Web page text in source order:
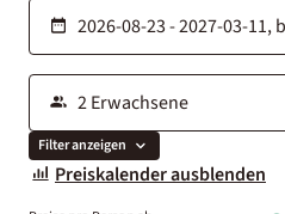
Filter anzeigen
Preiskalender ausblenden